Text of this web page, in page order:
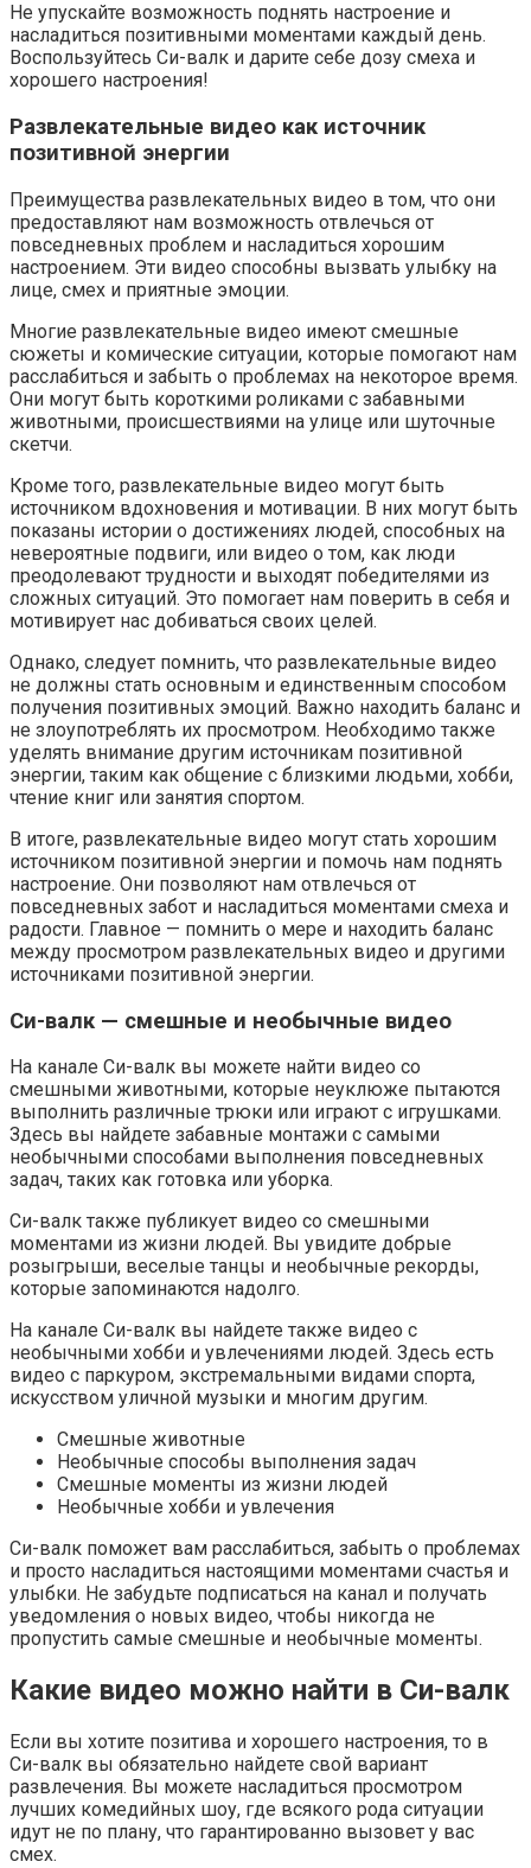
Не упускайте возможность поднять настроение и
насладиться позитивными моментами каждый день.
Воспользуйтесь Си-валк и дарите себе дозу смеха и
хорошего настроения!
Развлекательные видео как источник
позитивной энергии
Преимущества развлекательных видео в том, что они
предоставляют нам возможность отвлечься от
повседневных проблем и насладиться хорошим
настроением. Эти видео способны вызвать улыбку на
лице, смех и приятные эмоции.
Многие развлекательные видео имеют смешные
сюжеты и комические ситуации, которые помогают нам
расслабиться и забыть о проблемах на некоторое время.
Они могут быть короткими роликами с забавными
животными, происшествиями на улице или шуточные
скетчи.
Кроме того, развлекательные видео могут быть
источником вдохновения и мотивации. В них могут быть
показаны истории о достижениях людей, способных на
невероятные подвиги, или видео о том, как люди
преодолевают трудности и выходят победителями из
сложных ситуаций. Это помогает нам поверить в себя и
мотивирует нас добиваться своих целей.
Однако, следует помнить, что развлекательные видео
не должны стать основным и единственным способом
получения позитивных эмоций. Важно находить баланс и
не злоупотреблять их просмотром. Необходимо также
уделять внимание другим источникам позитивной
энергии, таким как общение с близкими людьми, хобби,
чтение книг или занятия спортом.
В итоге, развлекательные видео могут стать хорошим
источником позитивной энергии и помочь нам поднять
настроение. Они позволяют нам отвлечься от
повседневных забот и насладиться моментами смеха и
радости. Главное — помнить о мере и находить баланс
между просмотром развлекательных видео и другими
источниками позитивной энергии.
Си-валк — смешные и необычные видео
На канале Си-валк вы можете найти видео со
смешными животными, которые неуклюже пытаются
выполнить различные трюки или играют с игрушками.
Здесь вы найдете забавные монтажи с самыми
необычными способами выполнения повседневных
задач, таких как готовка или уборка.
Си-валк также публикует видео со смешными
моментами из жизни людей. Вы увидите добрые
розыгрыши, веселые танцы и необычные рекорды,
которые запоминаются надолго.
На канале Си-валк вы найдете также видео с
необычными хобби и увлечениями людей. Здесь есть
видео с паркуром, экстремальными видами спорта,
искусством уличной музыки и многим другим.
Смешные животные
Необычные способы выполнения задач
Смешные моменты из жизни людей
Необычные хобби и увлечения
Си-валк поможет вам расслабиться, забыть о проблемах
и просто насладиться настоящими моментами счастья и
улыбки. Не забудьте подписаться на канал и получать
уведомления о новых видео, чтобы никогда не
пропустить самые смешные и необычные моменты.
Какие видео можно найти в Си-валк
Если вы хотите позитива и хорошего настроения, то в
Си-валк вы обязательно найдете свой вариант
развлечения. Вы можете насладиться просмотром
лучших комедийных шоу, где всякого рода ситуации
идут не по плану, что гарантированно вызовет у вас
смех.